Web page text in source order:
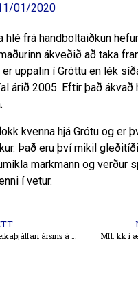
01/2020
hlé frá handboltaiðkun
ákveðið að taka
uppalin í Gróttu en lék
árið 2005. Eftir það ákvað
kvenna hjá Grótu og er
Það eru því mikil
markmann og verður
í vetur.
Mfl. kk í